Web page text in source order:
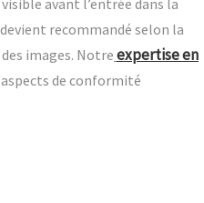
avant l’entrée dans la
devient recommandé selon la
images. Notre expertise en
de conformité